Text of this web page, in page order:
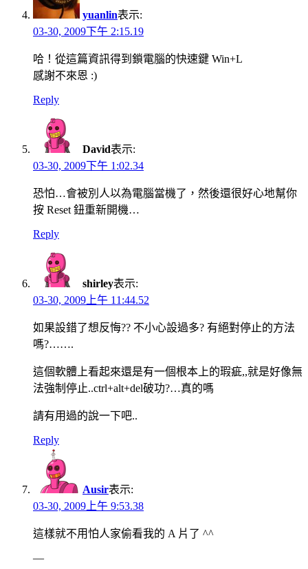
yuanlin表示:
03-30, 2009下午 2:15.19
哈！從這篇資訊得到鎖電腦的快速鍵 Win+L
感謝不來恩 :)
Reply
David表示:
03-30, 2009下午 1:02.34
恐怕…會被別人以為電腦當機了，然後還很好心地幫你
按 Reset 鈕重新開機…
Reply
shirley表示:
03-30, 2009上午 11:44.52
如果設錯了想反悔?? 不小心設過多? 有絕對停止的方法
嗎?…….
這個軟體上看起來還是有一個根本上的瑕疵,,就是好像無
法強制停止..ctrl+alt+del破功?…真的嗎
請有用過的說一下吧..
Reply
Ausir表示:
03-30, 2009上午 9:53.38
這樣就不用怕人家偷看我的 A 片了 ^^
—